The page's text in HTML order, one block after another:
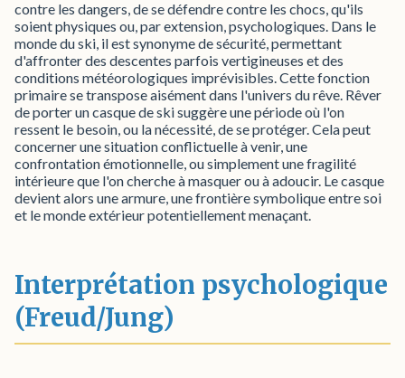
contre les dangers, de se défendre contre les chocs, qu'ils
soient physiques ou, par extension, psychologiques. Dans le
monde du ski, il est synonyme de sécurité, permettant
d'affronter des descentes parfois vertigineuses et des
conditions météorologiques imprévisibles. Cette fonction
primaire se transpose aisément dans l'univers du rêve. Rêver
de porter un casque de ski suggère une période où l'on
ressent le besoin, ou la nécessité, de se protéger. Cela peut
concerner une situation conflictuelle à venir, une
confrontation émotionnelle, ou simplement une fragilité
intérieure que l'on cherche à masquer ou à adoucir. Le casque
devient alors une armure, une frontière symbolique entre soi
et le monde extérieur potentiellement menaçant.
Interprétation psychologique
(Freud/Jung)